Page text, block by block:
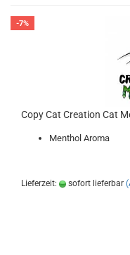
-7%
Copy Cat Creation Cat
Menthol Aroma
Lieferzeit: sofort lieferbar